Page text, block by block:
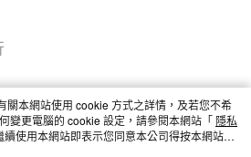
關本網站使用 cookie 方式之詳情，及若您不希
變更電腦的 cookie 設定，請參閱本網站「 隱私
續使用本網站即表示您同意本公司得按本網站使
。